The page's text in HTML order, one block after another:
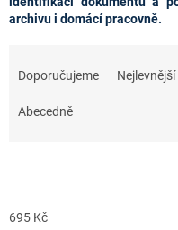
archivu i domácí pracovně.
o
Doporučujeme Nejlevnější
Abecedně
695 Kč